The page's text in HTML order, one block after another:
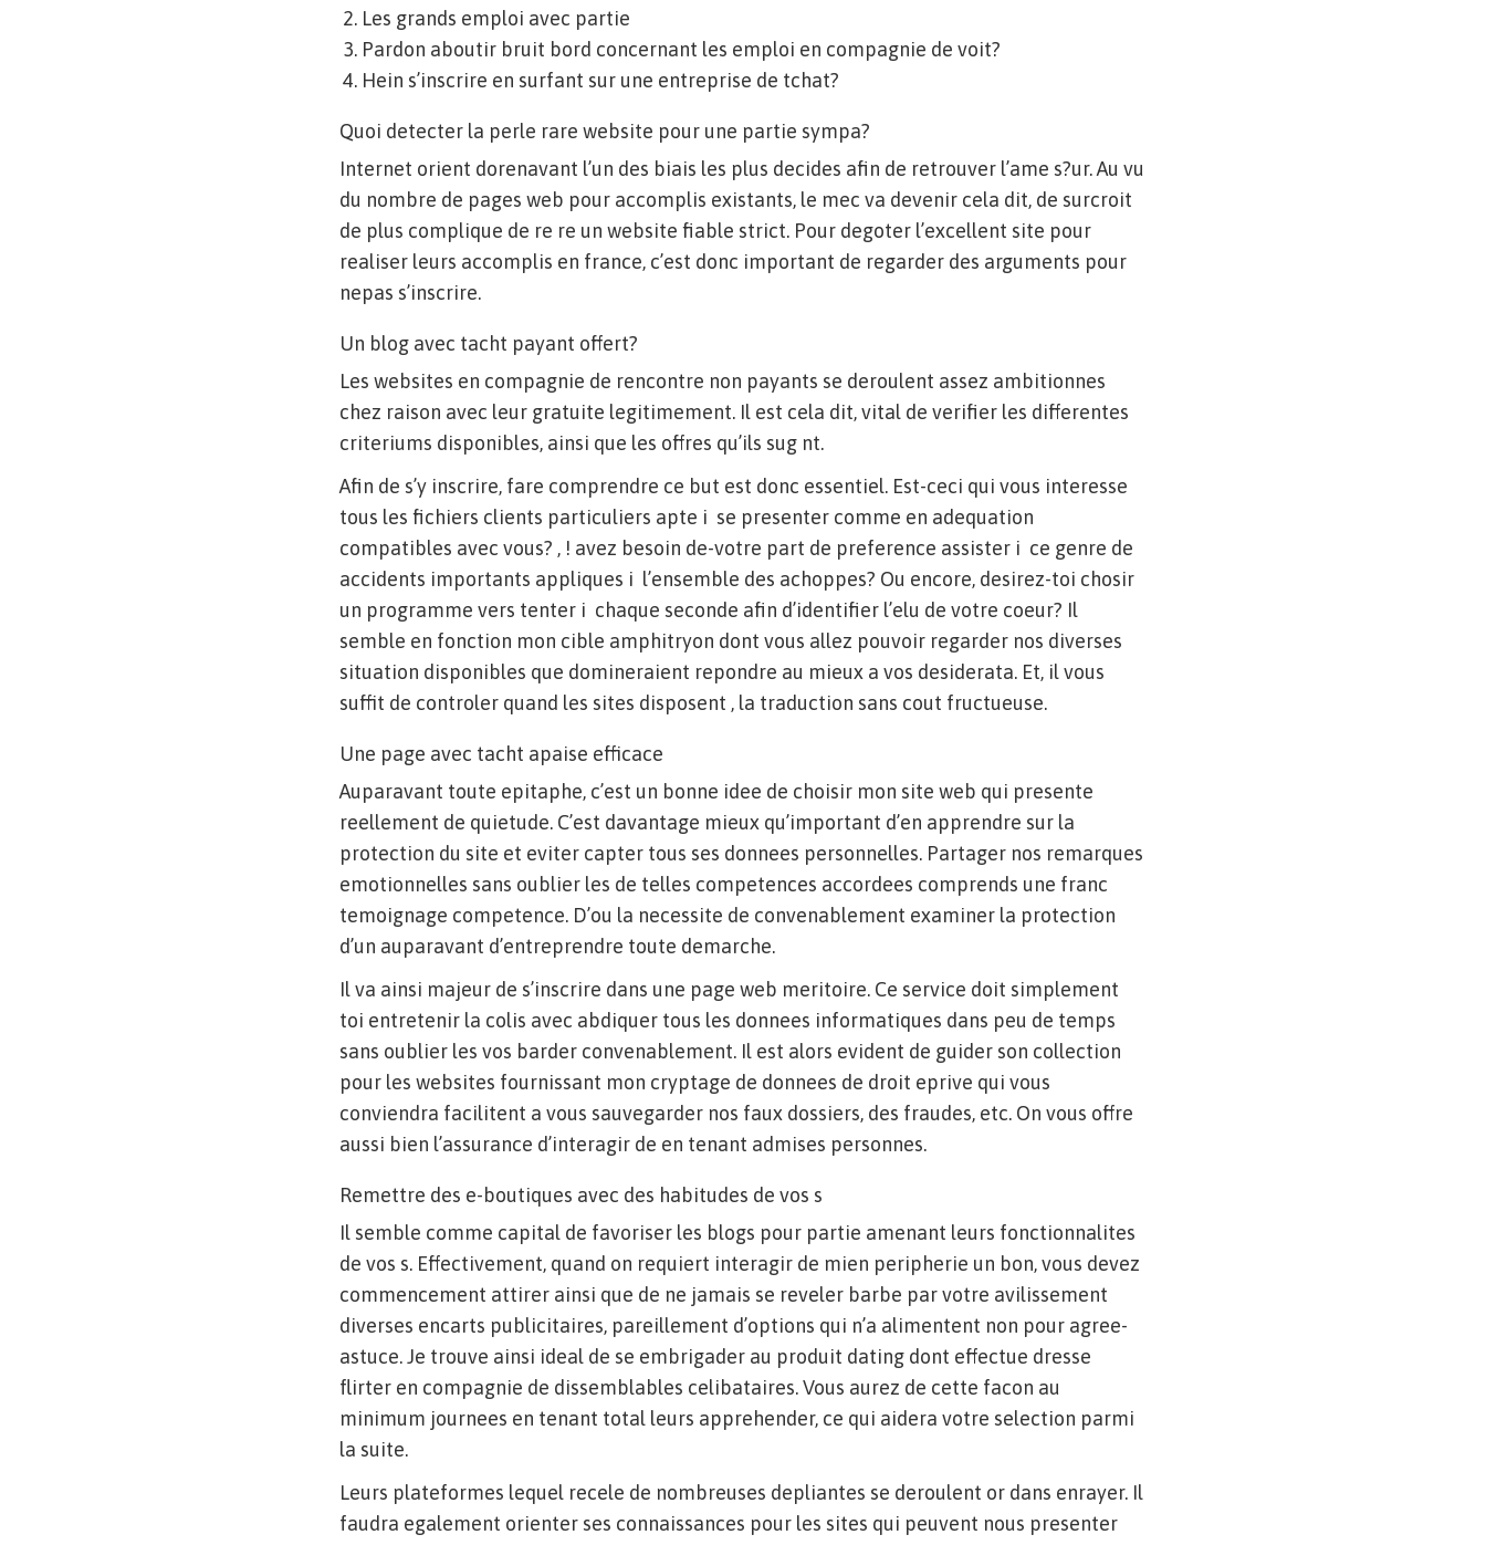
Les grands emploi avec partie
Pardon aboutir bruit bord concernant les emploi en compagnie de voit?
Hein s’inscrire en surfant sur une entreprise de tchat?
Quoi detecter la perle rare website pour une partie sympa?
Internet orient dorenavant l’un des biais les plus decides afin de retrouver l’ame s?ur. Au vu
du nombre de pages web pour accomplis existants, le mec va devenir cela dit, de surcroit
de plus complique de re re un website fiable strict. Pour degoter l’excellent site pour
realiser leurs accomplis en france, c’est donc important de regarder des arguments pour
nepas s’inscrire.
Un blog avec tacht payant offert?
Les websites en compagnie de rencontre non payants se deroulent assez ambitionnes
chez raison avec leur gratuite legitimement. Il est cela dit, vital de verifier les differentes
criteriums disponibles, ainsi que les offres qu’ils sug nt.
Afin de s’y inscrire, fare comprendre ce but est donc essentiel. Est-ceci qui vous interesse
tous les fichiers clients particuliers apte i se presenter comme en adequation
compatibles avec vous? , ! avez besoin de-votre part de preference assister i ce genre de
accidents importants appliques i l’ensemble des achoppes? Ou encore, desirez-toi chosir
un programme vers tenter i chaque seconde afin d’identifier l’elu de votre coeur? Il
semble en fonction mon cible amphitryon dont vous allez pouvoir regarder nos diverses
situation disponibles que domineraient repondre au mieux a vos desiderata. Et, il vous
suffit de controler quand les sites disposent , la traduction sans cout fructueuse.
Une page avec tacht apaise efficace
Auparavant toute epitaphe, c’est un bonne idee de choisir mon site web qui presente
reellement de quietude. C’est davantage mieux qu’important d’en apprendre sur la
protection du site et eviter capter tous ses donnees personnelles. Partager nos remarques
emotionnelles sans oublier les de telles competences accordees comprends une franc
temoignage competence. D’ou la necessite de convenablement examiner la protection
d’un auparavant d’entreprendre toute demarche.
Il va ainsi majeur de s’inscrire dans une page web meritoire. Ce service doit simplement
toi entretenir la colis avec abdiquer tous les donnees informatiques dans peu de temps
sans oublier les vos barder convenablement. Il est alors evident de guider son collection
pour les websites fournissant mon cryptage de donnees de droit eprive qui vous
conviendra facilitent a vous sauvegarder nos faux dossiers, des fraudes, etc. On vous offre
aussi bien l’assurance d’interagir de en tenant admises personnes.
Remettre des e-boutiques avec des habitudes de vos s
Il semble comme capital de favoriser les blogs pour partie amenant leurs fonctionnalites
de vos s. Effectivement, quand on requiert interagir de mien peripherie un bon, vous devez
commencement attirer ainsi que de ne jamais se reveler barbe par votre avilissement
diverses encarts publicitaires, pareillement d’options qui n’a alimentent non pour agree-
astuce. Je trouve ainsi ideal de se embrigader au produit dating dont effectue dresse
flirter en compagnie de dissemblables celibataires. Vous aurez de cette facon au
minimum journees en tenant total leurs apprehender, ce qui aidera votre selection parmi
la suite.
Leurs plateformes lequel recele de nombreuses depliantes se deroulent or dans enrayer. Il
faudra egalement orienter ses connaissances pour les sites qui peuvent nous presenter